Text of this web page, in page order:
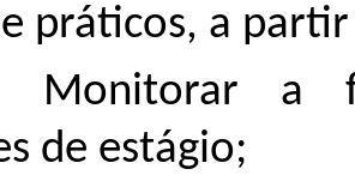
práticos, a
Monitorar a
de estágio;